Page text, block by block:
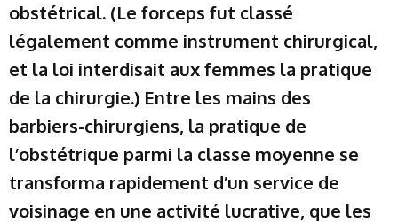
obstétrical. (Le forceps fut classé
légalement comme instrument chirurgical,
et la loi interdisait aux femmes la pratique
de la chirurgie.) Entre les mains des
barbiers-chirurgiens, la pratique de
l’obstétrique parmi la classe moyenne se
transforma rapidement d’un service de
voisinage en une activité lucrative, que les